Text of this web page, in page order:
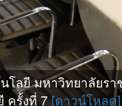
โลยี มหาวิทยาลัยร
ครั้งที่ 7 [ดาวน์โหลด]